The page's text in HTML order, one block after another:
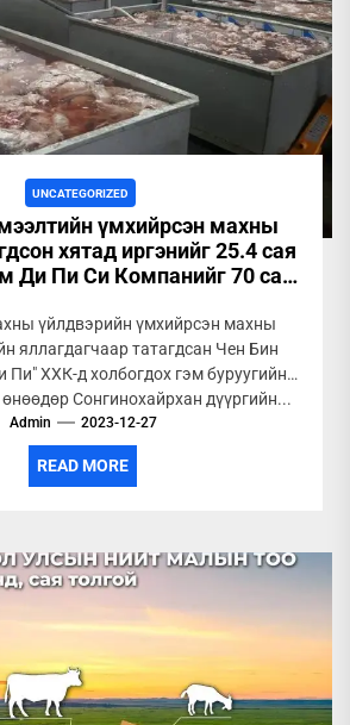
UNCATEGORIZED
үмхийрсэн махны
хятад иргэнийг 25.4 сая
Ди Пи Си Компанийг 70 сая
үйлдвэрийн үмхийрсэн махны
яллагдагчаар татагдсан Чен Бин
ХХК-д холбогдох гэм буруугийн
Сонгинохайрхан дүүргийн...
Admin 2023-12-27
READ MORE